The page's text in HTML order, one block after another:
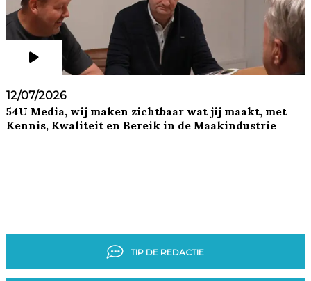
12/07/2026
54U Media, wij maken zichtbaar wat jij maakt, met
Kennis, Kwaliteit en Bereik in de Maakindustrie
TIP DE REDACTIE